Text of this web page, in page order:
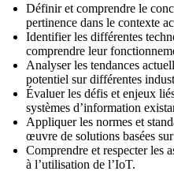
Définir et comprendre le
pertinence dans le contexte
Identifier les différentes
comprendre leur
Analyser les tendances
potentiel sur différentes
Évaluer les défis et enjeux
systèmes d’information
Appliquer les normes et
œuvre de solutions basées
Comprendre et respecter les
à l’utilisation de l’IoT.